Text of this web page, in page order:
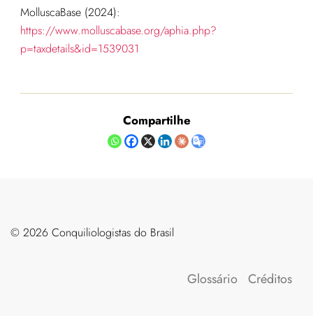
MolluscaBase (2024):
https://www.molluscabase.org/aphia.php?
p=taxdetails&id=1539031
Compartilhe
©️ 2026 Conquiliologistas do Brasil
Glossário Créditos